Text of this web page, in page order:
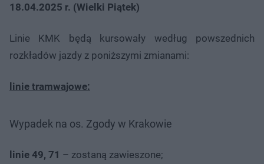
18.04.2025 r. (Wielki Piątek)
Linie KMK będą kursowały według powszednich
rozkładów jazdy z poniższymi zmianami:
linie tramwajowe:
Wypadek na os. Zgody w Krakowie
linie 49, 71 – zostaną zawieszone;